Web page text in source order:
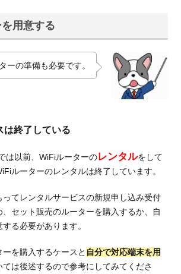
用意する
ーの準備も必要です。
は終了している
は以前、WiFiルーターのレンタルをして
ルーターのレンタルは終了しています。
てレンタルサービスの新規申し込み受付
セット販売のルーターを購入するか、自
る必要があります。
を購入するケースと 自分で対応端末を用
ては後述するので参考にしてみてくださ